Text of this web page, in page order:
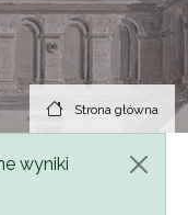
Strona główna
wyniki